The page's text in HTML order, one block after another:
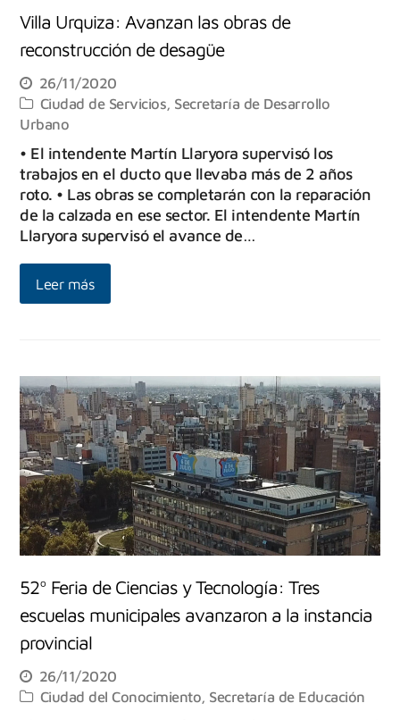
Villa Urquiza: Avanzan las obras de
reconstrucción de desagüe
26/11/2020
Ciudad de Servicios, Secretaría de Desarrollo
Urbano
• El intendente Martín Llaryora supervisó los
trabajos en el ducto que llevaba más de 2 años
roto. • Las obras se completarán con la reparación
de la calzada en ese sector. El intendente Martín
Llaryora supervisó el avance de…
Leer más
52º Feria de Ciencias y Tecnología: Tres
escuelas municipales avanzaron a la instancia
provincial
26/11/2020
Ciudad del Conocimiento, Secretaría de Educación